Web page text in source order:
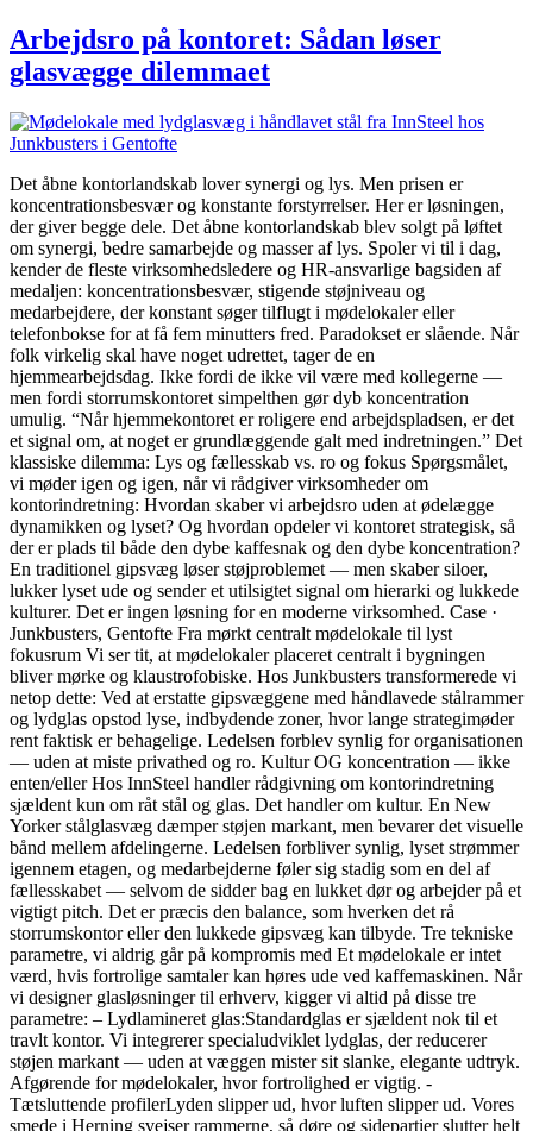
Arbejdsro på kontoret: Sådan løser
glasvægge dilemmaet
Det åbne kontorlandskab lover synergi og lys. Men prisen er
koncentrationsbesvær og konstante forstyrrelser. Her er løsningen,
der giver begge dele. Det åbne kontorlandskab blev solgt på løftet
om synergi, bedre samarbejde og masser af lys. Spoler vi til i dag,
kender de fleste virksomhedsledere og HR-ansvarlige bagsiden af
medaljen: koncentrationsbesvær, stigende støjniveau og
medarbejdere, der konstant søger tilflugt i mødelokaler eller
telefonbokse for at få fem minutters fred. Paradokset er slående. Når
folk virkelig skal have noget udrettet, tager de en
hjemmearbejdsdag. Ikke fordi de ikke vil være med kollegerne —
men fordi storrumskontoret simpelthen gør dyb koncentration
umulig. “Når hjemmekontoret er roligere end arbejdspladsen, er det
et signal om, at noget er grundlæggende galt med indretningen.” Det
klassiske dilemma: Lys og fællesskab vs. ro og fokus Spørgsmålet,
vi møder igen og igen, når vi rådgiver virksomheder om
kontorindretning: Hvordan skaber vi arbejdsro uden at ødelægge
dynamikken og lyset? Og hvordan opdeler vi kontoret strategisk, så
der er plads til både den dybe kaffesnak og den dybe koncentration?
En traditionel gipsvæg løser støjproblemet — men skaber siloer,
lukker lyset ude og sender et utilsigtet signal om hierarki og lukkede
kulturer. Det er ingen løsning for en moderne virksomhed. Case ·
Junkbusters, Gentofte Fra mørkt centralt mødelokale til lyst
fokusrum Vi ser tit, at mødelokaler placeret centralt i bygningen
bliver mørke og klaustrofobiske. Hos Junkbusters transformerede vi
netop dette: Ved at erstatte gipsvæggene med håndlavede stålrammer
og lydglas opstod lyse, indbydende zoner, hvor lange strategimøder
rent faktisk er behagelige. Ledelsen forblev synlig for organisationen
— uden at miste privathed og ro. Kultur OG koncentration — ikke
enten/eller Hos InnSteel handler rådgivning om kontorindretning
sjældent kun om råt stål og glas. Det handler om kultur. En New
Yorker stålglasvæg dæmper støjen markant, men bevarer det visuelle
bånd mellem afdelingerne. Ledelsen forbliver synlig, lyset strømmer
igennem etagen, og medarbejderne føler sig stadig som en del af
fællesskabet — selvom de sidder bag en lukket dør og arbejder på et
vigtigt pitch. Det er præcis den balance, som hverken det rå
storrumskontor eller den lukkede gipsvæg kan tilbyde. Tre tekniske
parametre, vi aldrig går på kompromis med Et mødelokale er intet
værd, hvis fortrolige samtaler kan høres ude ved kaffemaskinen. Når
vi designer glasløsninger til erhverv, kigger vi altid på disse tre
parametre: – Lydlamineret glas:Standardglas er sjældent nok til et
travlt kontor. Vi integrerer specialudviklet lydglas, der reducerer
støjen markant — uden at væggen mister sit slanke, elegante udtryk.
Afgørende for mødelokaler, hvor fortrolighed er vigtig. -
Tætsluttende profilerLyden slipper ud, hvor luften slipper ud. Vores
smede i Herning svejser rammerne, så døre og sidepartier slutter helt